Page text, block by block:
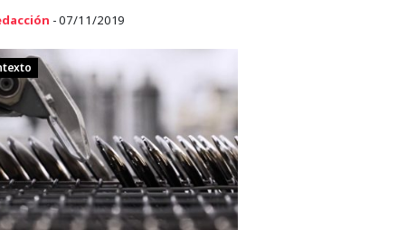
- 07/11/2019